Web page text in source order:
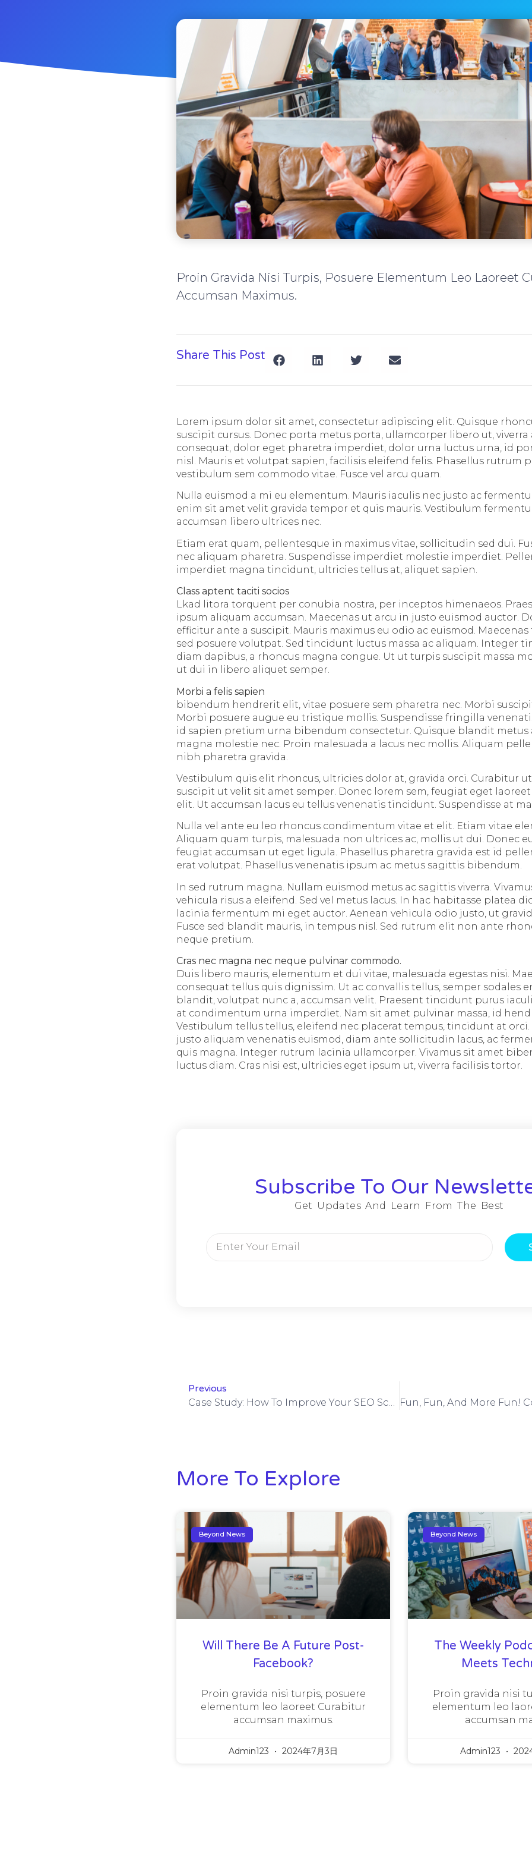
Proin Gravida Nisi Turpis, Posuere Elementum Leo Laoreet
Accumsan Maximus.
Share This Post
Lorem ipsum dolor sit amet, consectetur adipiscing elit. Quisque
suscipit cursus. Donec porta metus porta, ullamcorper libero ut, viverra
consequat, dolor eget pharetra imperdiet, dolor urna luctus urna, id
nisl. Mauris et volutpat sapien, facilisis eleifend felis. Phasellus rutrum
vestibulum sem commodo vitae. Fusce vel arcu quam.
Nulla euismod a mi eu elementum. Mauris iaculis nec justo ac
enim sit amet velit gravida tempor et quis mauris. Vestibulum
accumsan libero ultrices nec.
Etiam erat quam, pellentesque in maximus vitae, sollicitudin sed dui.
nec aliquam pharetra. Suspendisse imperdiet molestie imperdiet.
imperdiet magna tincidunt, ultricies tellus at, aliquet sapien.
Class aptent taciti socios
Lkad litora torquent per conubia nostra, per inceptos himenaeos.
ipsum aliquam accumsan. Maecenas ut arcu in justo euismod auctor.
efficitur ante a suscipit. Mauris maximus eu odio ac euismod.
sed posuere volutpat. Sed tincidunt luctus massa ac aliquam. Integer
diam dapibus, a rhoncus magna congue. Ut ut turpis suscipit massa
ut dui in libero aliquet semper.
Morbi a felis sapien
bibendum hendrerit elit, vitae posuere sem pharetra nec. Morbi
Morbi posuere augue eu tristique mollis. Suspendisse fringilla
id sapien pretium urna bibendum consectetur. Quisque blandit metus
magna molestie nec. Proin malesuada a lacus nec mollis. Aliquam
nibh pharetra gravida.
Vestibulum quis elit rhoncus, ultricies dolor at, gravida orci. Curabitur ut
suscipit ut velit sit amet semper. Donec lorem sem, feugiat eget
elit. Ut accumsan lacus eu tellus venenatis tincidunt. Suspendisse at
Nulla vel ante eu leo rhoncus condimentum vitae et elit. Etiam vitae
Aliquam quam turpis, malesuada non ultrices ac, mollis ut dui. Donec
feugiat accumsan ut eget ligula. Phasellus pharetra gravida est id
erat volutpat. Phasellus venenatis ipsum ac metus sagittis bibendum.
In sed rutrum magna. Nullam euismod metus ac sagittis viverra.
vehicula risus a eleifend. Sed vel metus lacus. In hac habitasse platea
lacinia fermentum mi eget auctor. Aenean vehicula odio justo, ut
Fusce sed blandit mauris, in tempus nisl. Sed rutrum elit non ante
neque pretium.
Cras nec magna nec neque pulvinar commodo.
Duis libero mauris, elementum et dui vitae, malesuada egestas nisi.
consequat tellus quis dignissim. Ut ac convallis tellus, semper sodales
blandit, volutpat nunc a, accumsan velit. Praesent tincidunt purus
at condimentum urna imperdiet. Nam sit amet pulvinar massa, id
Vestibulum tellus tellus, eleifend nec placerat tempus, tincidunt at
justo aliquam venenatis euismod, diam ante sollicitudin lacus, ac
quis magna. Integer rutrum lacinia ullamcorper. Vivamus sit amet
luctus diam. Cras nisi est, ultricies eget ipsum ut, viverra facilisis tortor.
Subscribe To Our
Get Updates And Learn From The Best
Previous
More To Explore
Beyond News
Will There Be A Future Post-
Facebook?
Proin gravida nisi turpis, posuere
elementum leo laoreet Curabitur
accumsan maximus.
Admin123 2024年7月3日
Beyond News
The Weekly
Meets
Proin gravida nisi
elementum leo
accumsan
Admin123